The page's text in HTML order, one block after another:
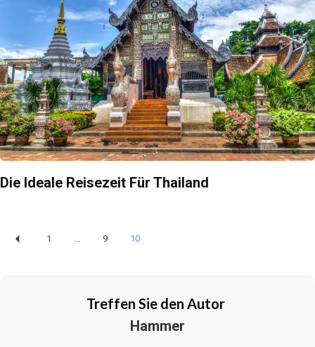
Die Ideale Reisezeit Für Thailand
1 ... 9 10
Treffen Sie den Autor
Hammer